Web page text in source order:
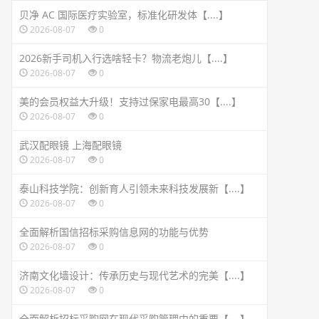
贝净 AC 国际医疗实验室，标准化研发体【....】
2026-08-07 0
2026新手司机入行选啥轻卡？物流老炮儿【....】
2026-08-07 0
美的会员权益大升级！支持过保家电最高30【....】
2026-08-07 0
武汉配眼镜 上海配眼镜
2026-08-07 0
泰山科技学院：创新育人引领未来科技发展新【....】
2026-08-07 0
全面解析国信招标采购信息网的功能与优势
2026-08-07 0
济南文化墙设计：传承历史与现代艺术的完美【....】
2026-08-07 0